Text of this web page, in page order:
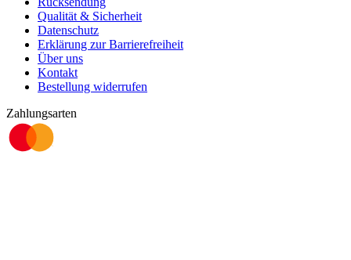
Qualität & Sicherheit
Datenschutz
Erklärung zur Barrierefreiheit
Über uns
Kontakt
Bestellung widerrufen
Zahlungsarten